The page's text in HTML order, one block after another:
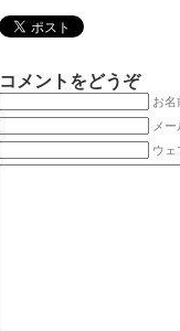
コメントをどうぞ
お名
メ
ウェ